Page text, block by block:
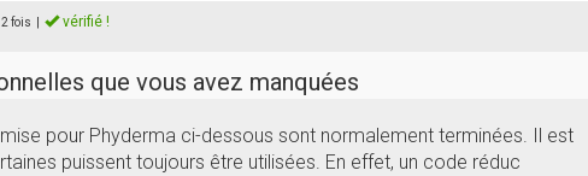
fois vérifié !
que vous avez manquées
pour Phyderma ci-dessous sont normalement terminées. Il est
puissent toujours être utilisées. En effet, un code réduc